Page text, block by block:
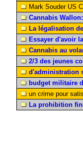
Mark Souder US
Cannabis
La légalisation
Essayer d'avoir
Cannabis au
2/3 des jeunes
d'administration
budget militaire
un crime pour
La prohibition